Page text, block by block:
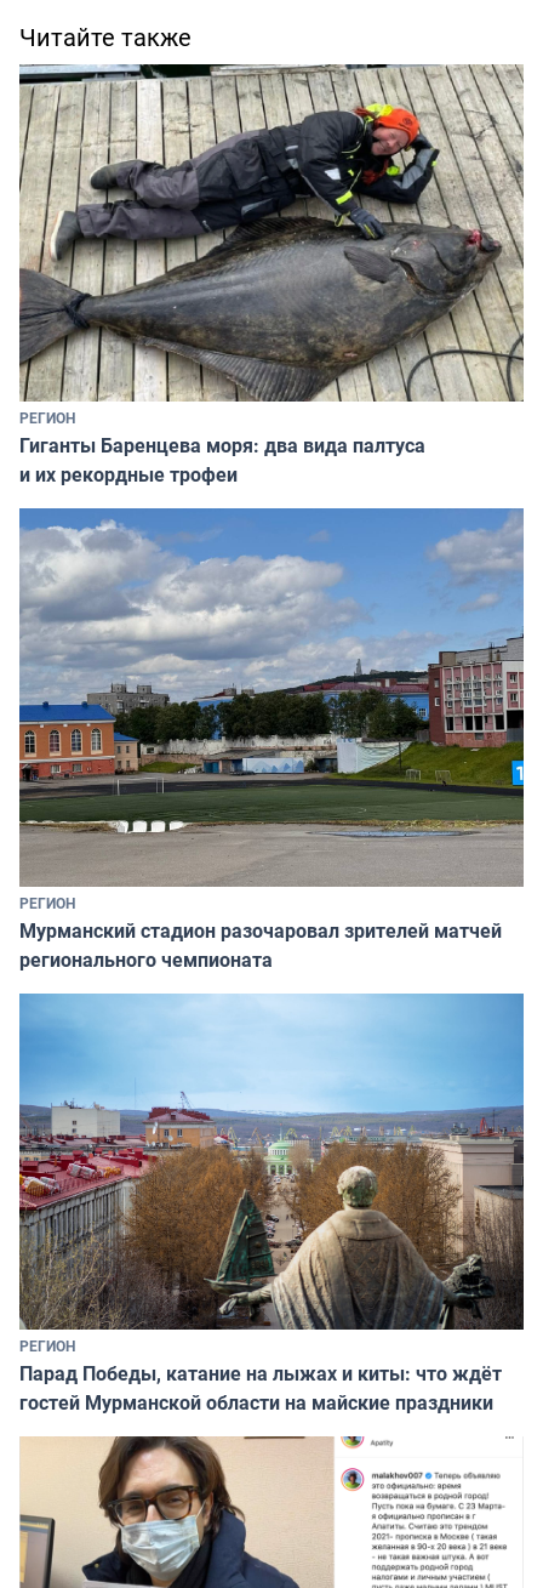
Читайте также
РЕГИОН
Гиганты Баренцева моря: два вида палтуса
и их рекордные трофеи
РЕГИОН
Мурманский стадион разочаровал зрителей матчей
регионального чемпионата
РЕГИОН
Парад Победы, катание на лыжах и киты: что ждёт
гостей Мурманской области на майские праздники